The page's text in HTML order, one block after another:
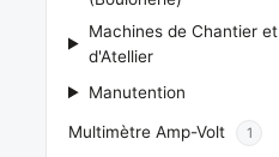
Machines de Chantier et
d'Atellier
Manutention
Multimètre Amp-Volt 1